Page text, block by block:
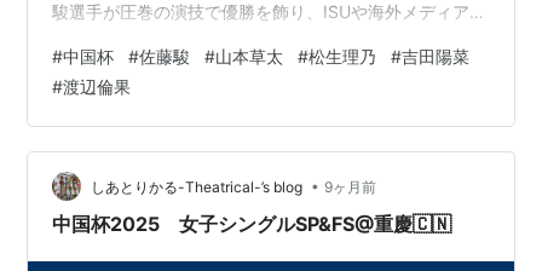
駿選手が圧巻の演技で優勝を飾り、ISUや海外メディアか
60点台を出しながらも11選手中11位となっていた吉田陽
菜選手は、FSで宣言通りトリプルアクセルを投入。惜し
くも転倒となってしまいましたが、その度胸と見応えし
かない鶴プログラムでファンの方々を魅了し、総合
176.54点で10位となっていました。 続いて自己ベストに
近い得点で6位発進…
#中国杯 #佐藤駿 #山本草太 #松生理乃 #吉田陽菜
#渡辺倫果
しあとりかる-Theatrical-’s blog • 9ヶ月前
中国杯2025 女子シングルSP&FS@重慶🇨🇳